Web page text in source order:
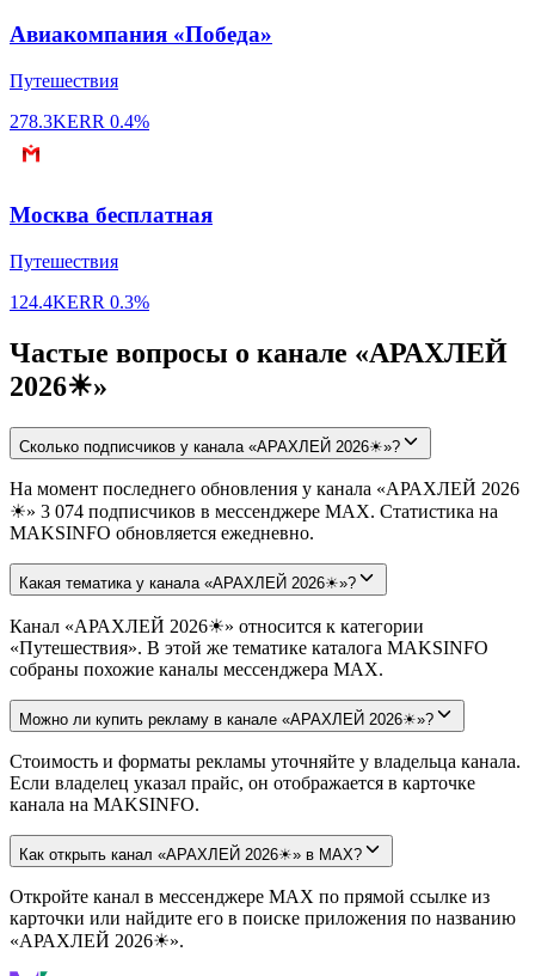
Авиакомпания «Победа»
Путешествия
278.3KERR 0.4%
Москва бесплатная
Путешествия
124.4KERR 0.3%
Частые вопросы о канале «АРАХЛЕЙ
2026☀»
Сколько подписчиков у канала «АРАХЛЕЙ 2026☀»?
На момент последнего обновления у канала «АРАХЛЕЙ 2026
☀» 3 074 подписчиков в мессенджере MAX. Статистика на
MAKSINFO обновляется ежедневно.
Какая тематика у канала «АРАХЛЕЙ 2026☀»?
Канал «АРАХЛЕЙ 2026☀» относится к категории
«Путешествия». В этой же тематике каталога MAKSINFO
собраны похожие каналы мессенджера MAX.
Можно ли купить рекламу в канале «АРАХЛЕЙ 2026☀»?
Стоимость и форматы рекламы уточняйте у владельца канала.
Если владелец указал прайс, он отображается в карточке
канала на MAKSINFO.
Как открыть канал «АРАХЛЕЙ 2026☀» в MAX?
Откройте канал в мессенджере MAX по прямой ссылке из
карточки или найдите его в поиске приложения по названию
«АРАХЛЕЙ 2026☀».